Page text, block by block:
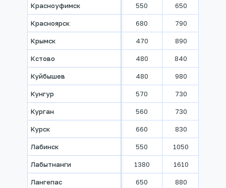
Красноуфимск 550 650
Красноярск 680 790
Крымск 470 890
Кстово 480 840
Куйбышев 480 980
Кунгур 570 730
Курган 560 730
Курск 660 830
Лабинск 550 1050
Лабытнанги 1380 1610
Лангепас 650 880